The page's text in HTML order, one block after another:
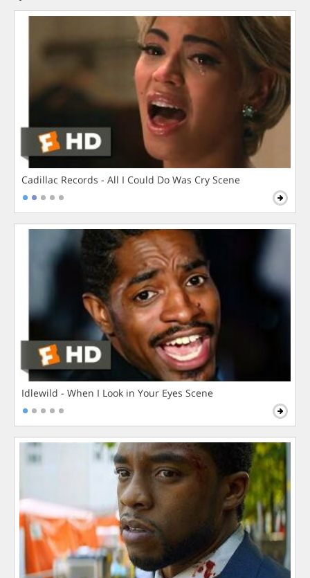
Cadillac Records - All I Could Do Was Cry Scene
Idlewild - When I Look in Your Eyes Scene